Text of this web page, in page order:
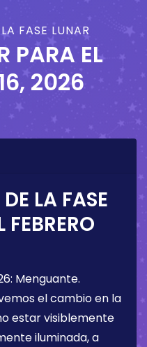
FASE LUNAR
PARA EL
2026
LA FASE
FEBRERO
: Menguante.
el cambio en la
estar visiblemente
iluminada, a